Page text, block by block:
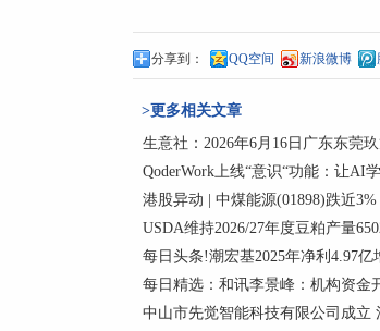
分享到： QQ空间 新浪微博
>更多相关文章
生意社：2026年6月16日广东东莞
QoderWork上线“意识“功能：让AI
港股异动 | 中煤能源(01898)跌近
USDA维持2026/27年度豆粕产量
每日头条!潮宏基2025年净利4.97
每日精选：和讯李景峰：机构资金
中山市先觉智能科技有限公司成立